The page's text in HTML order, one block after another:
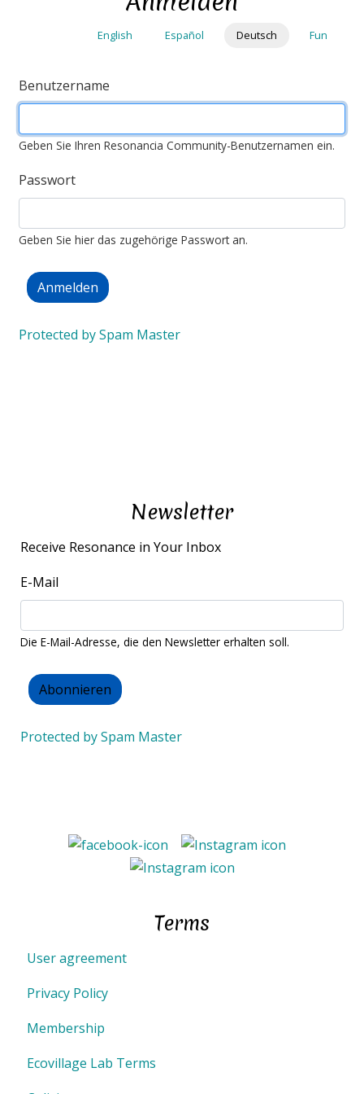
English Español Deutsch Fun
Benutzername
Geben Sie Ihren Resonancia Community-Benutzernamen ein.
Passwort
Geben Sie hier das zugehörige Passwort an.
Protected by Spam Master
Newsletter
Receive Resonance in Your Inbox
E-Mail
Die E-Mail-Adresse, die den Newsletter erhalten soll.
Protected by Spam Master
Terms
User agreement
Privacy Policy
Membership
Ecovillage Lab Terms